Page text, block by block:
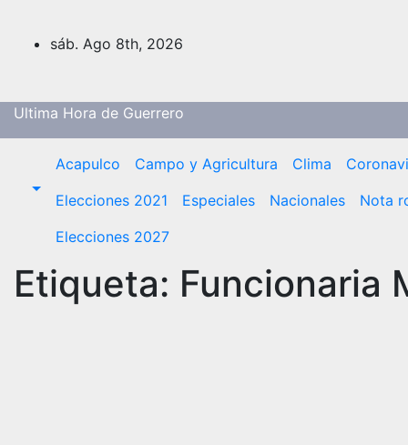
contenido
sáb. Ago 8th, 2026
Ultima Hora de Guerrero
Acapulco Campo y Agricultura Clima
Elecciones 2021
Especiales Nacionales Nota
Elecciones 2027
Etiqueta: Funcionaria